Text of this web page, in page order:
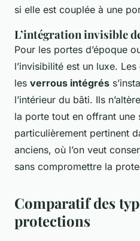
si elle est couplée à une
L’intégration invisible
Pour les portes d’époque
l’invisibilité est un luxe. Les
les verrous intégrés
l’intérieur du bâti. Ils
la porte tout en offrant une
particulièrement pertinent
anciens, où l’on veut
sans compromettre la
Comparatif des
protections